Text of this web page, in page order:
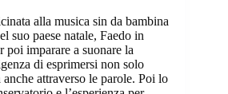
alla musica sin da bambina
suo paese natale, Faedo in
imparare a suonare la
di esprimersi non solo
anche attraverso le parole. Poi lo